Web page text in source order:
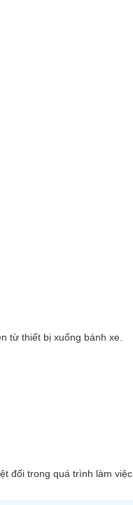
từ thiết bị xuống bánh xe.
đối trong quá trình làm việc.